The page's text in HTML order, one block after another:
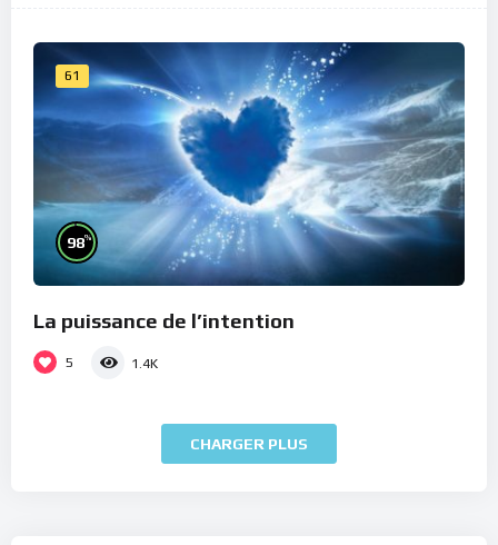
61
98%
La puissance de l’intention
5 1.4K
CHARGER PLUS